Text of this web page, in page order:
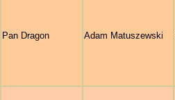
Pan Dragon Adam Matuszewski